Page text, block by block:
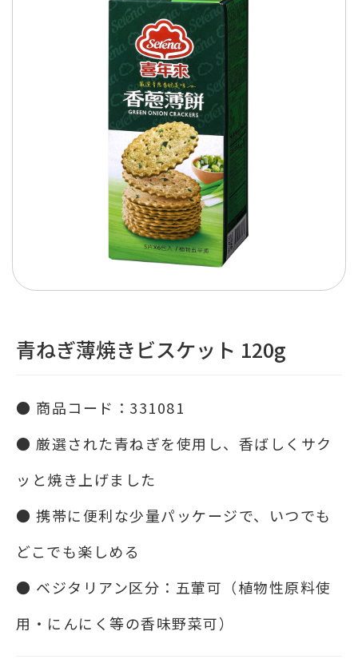
青ねぎ薄焼きビスケット 120g
● 商品コード：331081
● 厳選された青ねぎを使用し、香ばしくサク
ッと焼き上げました
● 携帯に便利な少量パッケージで、いつでも
どこでも楽しめる
● ベジタリアン区分：五葷可（植物性原料使
用・にんにく等の香味野菜可）